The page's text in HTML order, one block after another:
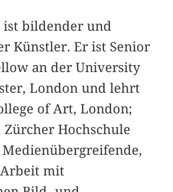
bildender und
Künstler. Er ist Senior
an der University
London und lehrt
of Art, London;
Zürcher Hochschule
mit